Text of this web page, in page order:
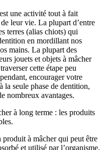
une activité tout à fait
leur vie. La plupart d’entre
terres (alias chiots) qui
en mordillant nos
mains. La plupart des
jouets et objets à mâcher
cette étape peu
encourager votre
la seule phase de dentition,
nombreux avantages.
à long terme : les produits
à mâcher qui peut être
et utilisé par l’organisme.